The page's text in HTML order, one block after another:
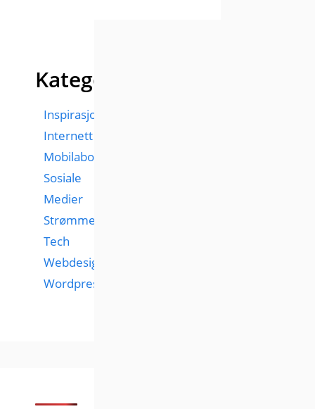
Kategorier
Inspirasjon
Internett
Mobilabonnementer
Sosiale
Medier
Strømmetjenester
Tech
Webdesign
Wordpress